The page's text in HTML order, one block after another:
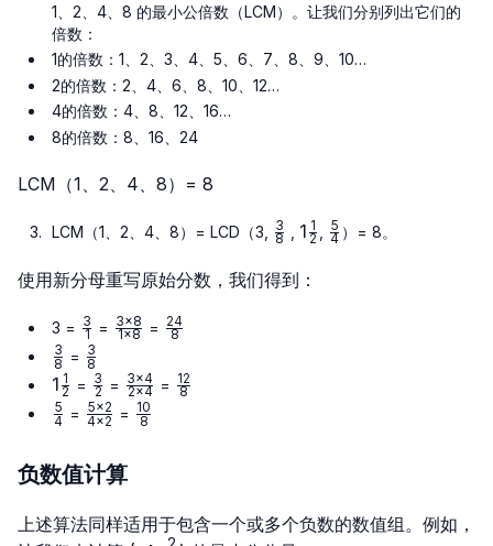
1、2、4、8 的最小公倍数（LCM）。让我们分别列出它们的
倍数：
1的倍数：1、2、3、4、5、6、7、8、9、10…
2的倍数：2、4、6、8、10、12…
4的倍数：4、8、12、16…
8的倍数：8、16、24
LCM（1、2、4、8）= 8
LCM（1、2、4、8）= LCD（3,
\frac{3}
8
3
1\frac{1}
1 2
1
\frac{5}
4
5 ）= 8。
使用新分母重写原始分数，我们得到：
3 = \frac{3}
{1}
1
3 = \frac{3
× 8}
1 ×8
3×8 = \frac{24}
8
24
\frac{3}
{8}
8
3 = \frac{3}
{8}
8
3
1
\frac{1}
{2}
1 2
1 = \frac{3}
{2}
2
3 = \frac{3
× 4}{2
× 4}
2×4
3×4 = \frac{12}
8
12
\frac{5}
4
5 = \frac{5
× 2}
4×2
5×2 = \frac{10}
8
10
负数值计算
上述算法同样适用于包含一个或多个负数的数值组。例如，